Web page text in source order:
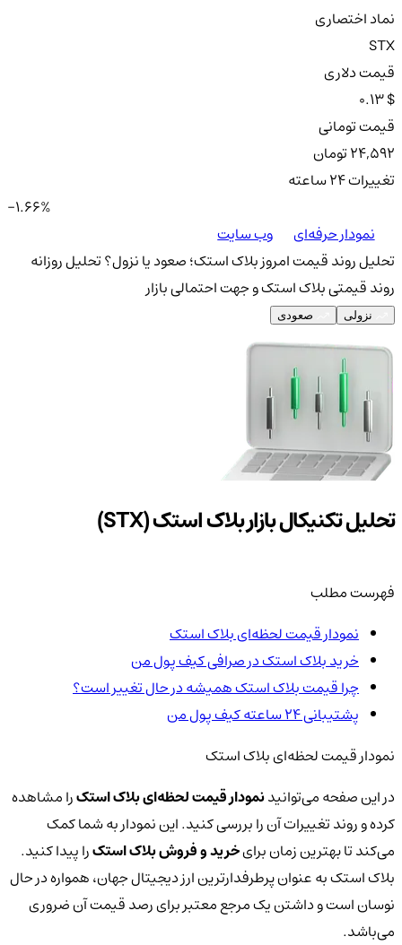
نماد اختصاری
STX
قیمت دلاری
0.13 $
قیمت تومانی
24,592 تومان
تغییرات ۲۴ ساعته
-1.66%
نمودار حرفه‌ای
وب سایت
تحلیل روند قیمت امروز بلاک استک؛ صعود یا نزول؟تحلیل روزانه
روند قیمتی بلاک استک و جهت احتمالی بازار
نزولی صعودی
تحلیل تکنیکال بازار بلاک استک (STX)
فهرست مطلب
نمودار قیمت لحظه‌ای بلاک استک
خرید بلاک استک در صرافی کیف پول من
چرا قیمت بلاک استک همیشه در حال تغییر است؟
پشتیبانی ۲۴ ساعته کیف پول من
نمودار قیمت لحظه‌ای بلاک استک
در این صفحه می‌توانیدنمودار قیمت لحظه‌ای بلاک استکرا مشاهده
کرده و روند تغییرات آن را بررسی کنید. این نمودار به شما کمک
می‌کند تا بهترین زمان برایخرید و فروش بلاک استکرا پیدا کنید.
بلاک استک به عنوان پرطرفدارترین ارز دیجیتال جهان، همواره در حال
نوسان است و داشتن یک مرجع معتبر برای رصد قیمت آن ضروری
می‌باشد.